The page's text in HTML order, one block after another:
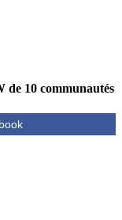
de 10 communautés